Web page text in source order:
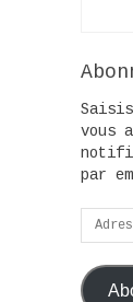
vous
par
e-
mail